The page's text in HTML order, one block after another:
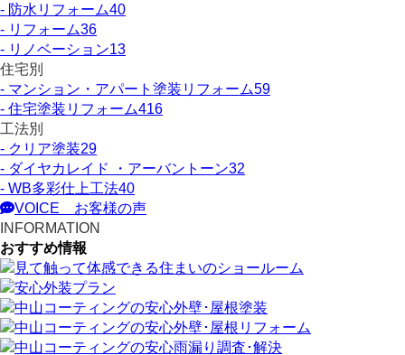
- 防水リフォーム40
- リフォーム36
- リノベーション13
住宅別
- マンション・アパート塗装リフォーム59
- 住宅塗装リフォーム416
工法別
- クリア塗装29
- ダイヤカレイド ・アーバントーン32
- WB多彩仕上工法40
VOICE
お客様の声
INFORMATION
おすすめ情報